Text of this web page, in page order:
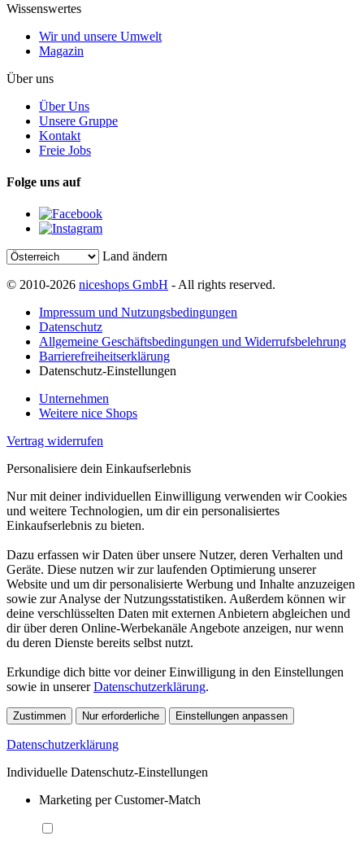
Wissenswertes
Wir und unsere Umwelt
Magazin
Über uns
Über Uns
Unsere Gruppe
Kontakt
Freie Jobs
Folge uns auf
Land ändern
© 2010-2026 niceshops GmbH - All rights reserved.
Impressum und Nutzungsbedingungen
Datenschutz
Allgemeine Geschäftsbedingungen und Widerrufsbelehrung
Barrierefreiheitserklärung
Datenschutz-Einstellungen
Unternehmen
Weitere nice Shops
Vertrag widerrufen
Personalisiere dein Einkaufserlebnis
Nur mit deiner individuellen Einwilligung verwenden wir Cookies
und weitere Technologien, um dir ein personalisiertes
Einkaufserlebnis zu bieten.
Dazu erfassen wir Daten über unsere Nutzer, deren Verhalten und
Geräte. Diese nutzen wir zur laufenden Optimierung unserer
Website und um dir personalisierte Werbung und Inhalte anzuzeigen
sowie zur Analyse der Nutzungsstatistiken. Außerdem können wir
deine verschlüsselten Daten mit externen Anbietern abgleichen und
dir über deren Online-Werbekanäle Angebote anzeigen, nur wenn
du deren Dienste bereits selbst nutzt.
Erkundige dich bitte vor deiner Einwilligung in den Einstellungen
sowie in unsererDatenschutzerklärung.
Zustimmen Nur erforderliche Einstellungen anpassen
Datenschutzerklärung
Individuelle Datenschutz-Einstellungen
Marketing per Customer-Match